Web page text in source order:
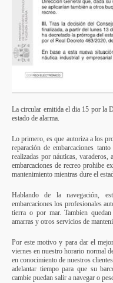
La circular emitida el dia 15 por la
estado de alarma.
Lo primero, es que autoriza a los
reparación de embarcaciones
realizadas por náuticas,
embarcaciones de recreo prohibe
mantenimiento mientras dure el
Hablando de la navegación,
embarcaciones los profesionales
tierra o por mar. Tambien
amarras y otros servicios de
Por este motivo y para dar el
viernes en nuestro horario normal
en conocimiento de nuestros
adelantar tiempo para que su
cambie puedan salir a navegar o